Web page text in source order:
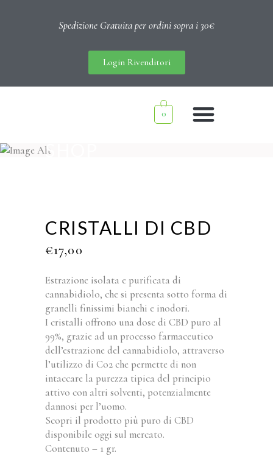
Spedizione Gratuita per ordini sopra i 30€
Login Rivenditori
0
SHOP
CRISTALLI DI CBD
€17,00
Estrazione isolata e purificata di
cannabidiolo, che si presenta sotto forma di
granelli finissimi bianchi e inodori.
I cristalli offrono una dose di CBD puro al
99%, grazie ad un processo farmaceutico
dell’estrazione del cannabidiolo, attraverso
l’utilizzo di Co2 che permette di non
intaccare la purezza tipica del principio
attivo con altri solventi, potenzialmente
dannosi per l’uomo.
Scopri il prodotto più puro di CBD
disponibile oggi sul mercato.
Contenuto – 1 gr.